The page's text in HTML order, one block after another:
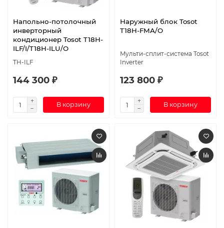
Напольно-потолочный
инверторный
кондиционер Tosot T18H-
ILF/I/T18H-ILU/O
TH-ILF
144 300 ₽
В корзину
Наружный блок Tosot
T18H-FMA/O
Мульти-сплит-система Tosot
Inverter
123 800 ₽
В корзину